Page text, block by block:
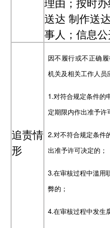
送达 制作送
事人；信息公
追责情
形
因不履行或不正确
机关及相关工作人员
1.对符合规定条件的
定期限内作出准予许
2.对不符合规定条件
出准予许可决定的；
3.在审核过程中滥用
弊的；
4.在审核过程中发生